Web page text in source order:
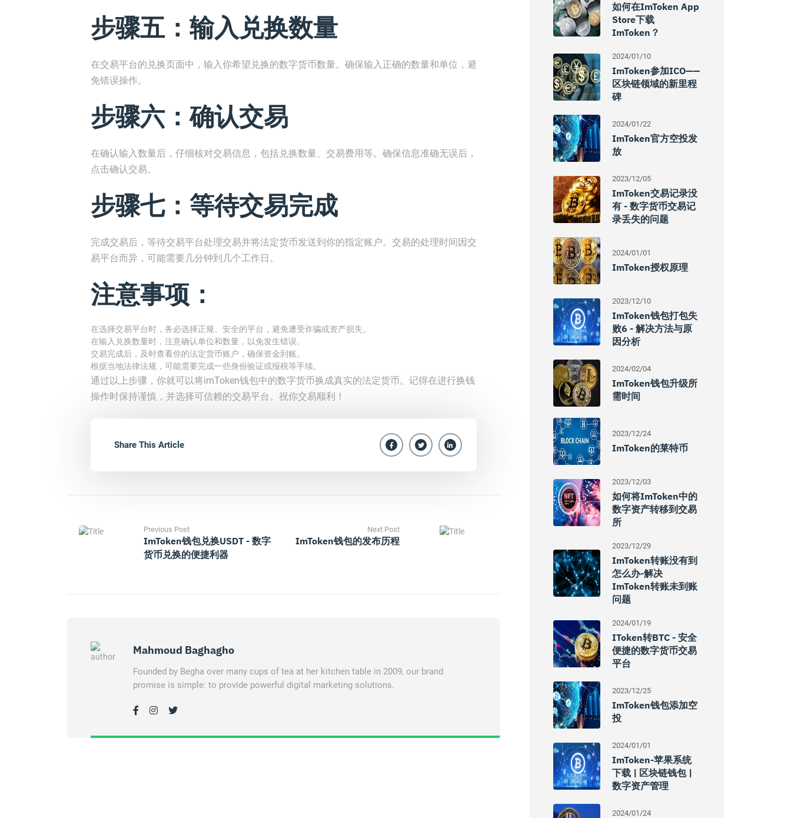
步骤五：输入兑换数量
在交易平台的兑换页面中，输入你希望兑换的数字货币数量。确保输入正确的数量和单位，避
免错误操作。
步骤六：确认交易
在确认输入数量后，仔细核对交易信息，包括兑换数量、交易费用等。确保信息准确无误后，
点击确认交易。
步骤七：等待交易完成
完成交易后，等待交易平台处理交易并将法定货币发送到你的指定账户。交易的处理时间因交
易平台而异，可能需要几分钟到几个工作日。
注意事项：
在选择交易平台时，务必选择正规、安全的平台，避免遭受诈骗或资产损失。
在输入兑换数量时，注意确认单位和数量，以免发生错误。
交易完成后，及时查看你的法定货币账户，确保资金到账。
根据当地法律法规，可能需要完成一些身份验证或报税等手续。
通过以上步骤，你就可以将imToken钱包中的数字货币换成真实的法定货币。记得在进行换钱
操作时保持谨慎，并选择可信赖的交易平台。祝你交易顺利！
Share This Article
Previous Post
ImToken钱包兑换USDT - 数字
货币兑换的便捷利器
Next Post
ImToken钱包的发布历程
Mahmoud Baghagho
Founded by Begha over many cups of tea at her kitchen table in 2009, our brand
promise is simple: to provide powerful digital marketing solutions.
如何在imToken App
Store下载
ImToken？
2024/01/10
ImToken参加ICO——
区块链领域的新里程
碑
2024/01/22
ImToken官方空投发
放
2023/12/05
ImToken交易记录没
有 - 数字货币交易记
录丢失的问题
2024/01/01
ImToken授权原理
2023/12/10
ImToken钱包打包失
败6 - 解决方法与原
因分析
2024/02/04
ImToken钱包升级所
需时间
2023/12/24
ImToken的莱特币
2023/12/03
如何将imToken中的
数字资产转移到交易
所
2023/12/29
ImToken转账没有到
怎么办-解决
ImToken转账未到账
问题
2024/01/19
IToken转BTC - 安全
便捷的数字货币交易
平台
2023/12/25
ImToken钱包添加空
投
2024/01/01
ImToken-苹果系统
下载 | 区块链钱包 |
数字资产管理
2024/01/24